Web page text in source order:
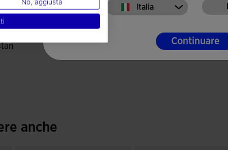
anche
Italia
Continuare
No, aggiusta